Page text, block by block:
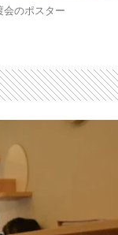
会のポスター